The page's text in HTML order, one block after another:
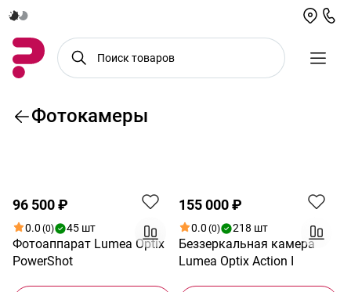
Фотокамеры
96 500 ₽
0.0 (0) 45 шт
Фотоаппарат Lumea Optix
PowerShot
155 000 ₽
0.0 (0) 218 шт
Беззеркальная камера
Lumea Optix Action I